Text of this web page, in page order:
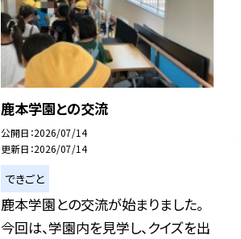
鹿本学園との交流
公開日 2026/07/14
更新日 2026/07/14
できごと
鹿本学園との交流が始まりました。
今回は、学園内を見学し、クイズを出